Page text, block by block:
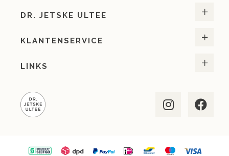
DR. JETSKE ULTEE
KLANTENSERVICE
LINKS